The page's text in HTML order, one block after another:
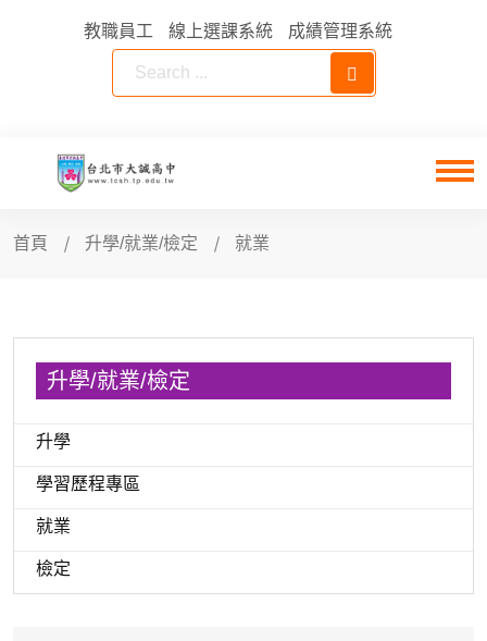
教職員工 線上選課系統 成績管理系統
首頁 升學/就業/檢定 就業
升學/就業/檢定
升學
學習歷程專區
就業
檢定